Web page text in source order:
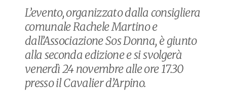
L’evento, organizzato dalla consigliera
comunale Rachele Martino e
dall’Associazione Sos Donna, è giunto
alla seconda edizione e si svolgerà
venerdì 24 novembre alle ore 17.30
presso il Cavalier d’Arpino.